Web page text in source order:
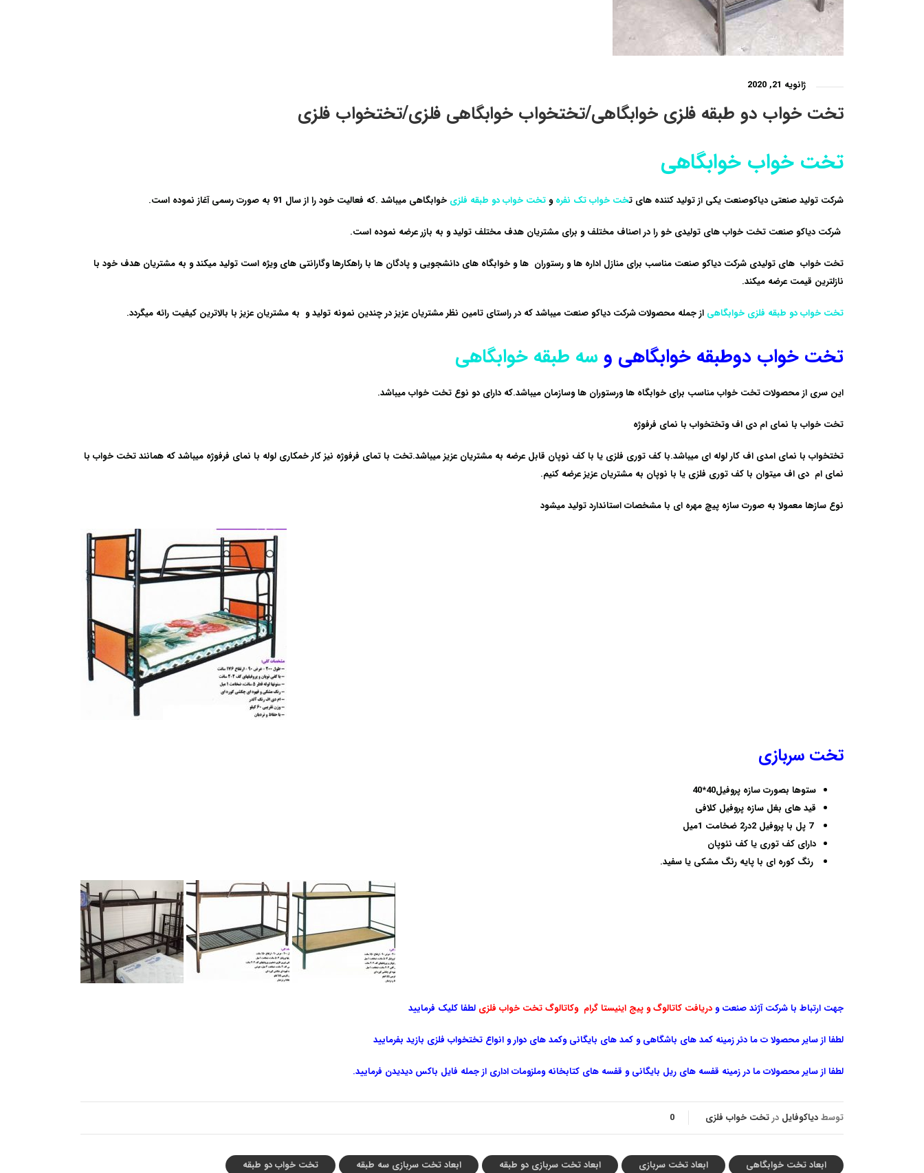
ژانویه 21, 2020
تخت خواب دو طبقه فلزی خوابگاهی/تختخواب خوابگاهی فلزی/تختخواب فلزی
تخت خواب خوابگاهی
شرکت تولید صنعتی دیاکوصنعت یکی ازتولید کننده های تخت خواب تک نفرهو تخت خواب دو طبقه فلزی خوابگاهی میباشد .که فعالیت خود را از سال 91 به صورت رسمی آغاز نموده است.
شرکت دیاکو صنعت تخت خواب های تولیدی خو را در اصناف مختلف و برای مشتریان هدف مختلف تولید و به بازر عرضه نموده است.
تخت خواب های تولیدی شرکت دیاکو صنعت مناسب برای منازل اداره ها و رستوران ها و خوابگاه های دانشجویی و پادگان ها با راهکارها وگارانتی های ویژه است تولید میکند و به مشتریان هدف خود با
نازلترین قیمت عرضه میکند.
تخت خواب دو طبقه فلزی خوابگاهی از جمله محصولات شرکت دیاکو صنعت میباشد که در راستای تامین نظر مشتریان عزیز در چندین نمونه تولید و به مشتریان عزیز با بالاترین کیفیت رائه میگردد.
تخت خواب دوطبقه خوابگاهی و سه طبقه خوابگاهی
این سری از محصولات تخت خواب مناسب برای خوابگاه ها ورستوران ها وسازمان میباشد.که دارای دو نوع تخت خواب میباشد.
تخت خواب با نمای ام دی اف وتختخواب با نمای فرفوژه
تختخواب با نمای امدی اف کار لوله ای میباشد.با کف توری فلزی یا با کف نوپان قابل عرضه به مشتریان عزیز میباشد.تخت با تمای فرفوژه نیز کار خمکاری لوله با نمای فرفوژه میباشد که همانند تخت خواب با
نمای ام دی اف میتوان با کف توری فلزی یا با نوپان به مشتریان عزیز عرضه کنیم.
نوع سازها معمولا به صورت سازه پیچ مهره ای با مشخصات استاندارد تولید میشود
تخت خوابگاهی
تخت سربازی
ستوها بصورت سازه پروفیل40*40
قید های بغل سازه پروفیل کلافی
7 پل با پروفیل 2در2 ضخامت 1میل
دارای کف توری یا کف نئوپان
رنگ کوره ای با پایه رنگ مشکی یا سفید.
تخت کف نوپان
جهت ارتباط با شرکت آژند صنعت و دریافت کاتالوگ و پیج اینیستا گرام وکاتالوگ تخت خواب فلزی لطفا کلیک فرمایید
لطفا از سایر محصولا ت ما دئر زمینه کمد های باشگاهی و کمد های بایگانی وکمد های دوار و انواع تختخواب فلزی بازید بفرمایید
لطفا از سایر محصولات ما در زمینه قفسه های ریل بایگانی و قفسه های کتابخانه وملزومات اداری از جمله فایل باکس دیدیدن فرمایید.
توسطدیاکوفایل درتخت خواب فلزی 0
ابعاد تخت خوابگاهی ابعاد تخت سربازی ابعاد تخت سربازی دو طبقه ابعاد تخت سربازی سه طبقه
تخت خواب دو طبقه